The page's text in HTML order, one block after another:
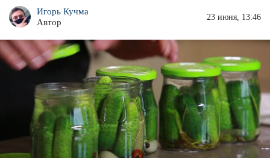
Игорь Кучма
Автор
23 июня, 13:46